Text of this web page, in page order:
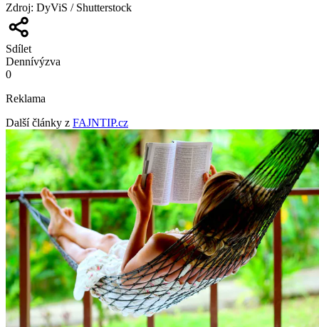
Zdroj: DyViS / Shutterstock
Sdílet
Dennívýzva
0
Reklama
Další články z FAJNTIP.cz